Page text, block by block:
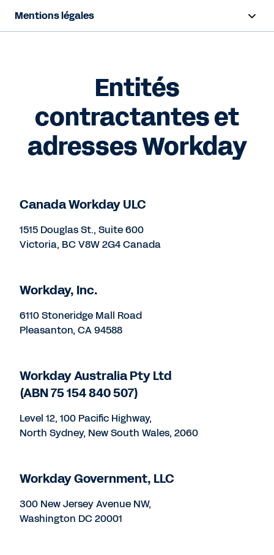
Mentions légales
Propriété intellectuelle
Nous contacter
Entités
contractantes et
adresses Workday
Canada Workday ULC
1515 Douglas St., Suite 600
Victoria, BC V8W 2G4 Canada
Workday, Inc.
6110 Stoneridge Mall Road
Pleasanton, CA 94588
Workday Australia Pty Ltd
(ABN 75 154 840 507)
Level 12, 100 Pacific Highway,
North Sydney, New South Wales, 2060
Workday Government, LLC
300 New Jersey Avenue NW,
Washington DC 20001